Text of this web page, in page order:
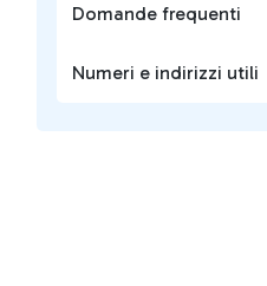
Domande frequenti
Numeri e indirizzi utili